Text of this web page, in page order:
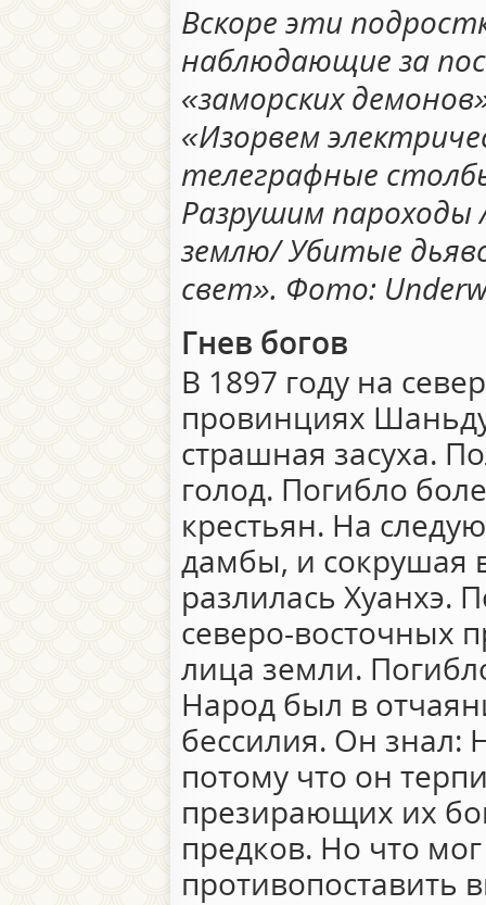
Вскоре эти
наблюдающие за
«заморских
«Изорвем
телеграфные
Разрушим
землю/ Убитые
свет». Фото:
Гнев богов
В 1897 году на
провинциях
страшная засуха.
голод. Погибло
крестьян. На
дамбы, и сокрушая
разлилась Хуанхэ.
северо-восточных
лица земли.
Народ был в
бессилия. Он знал:
потому что он
презирающих их
предков. Но что
противопоставить